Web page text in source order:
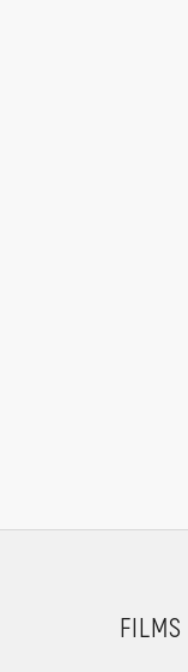
FILMS